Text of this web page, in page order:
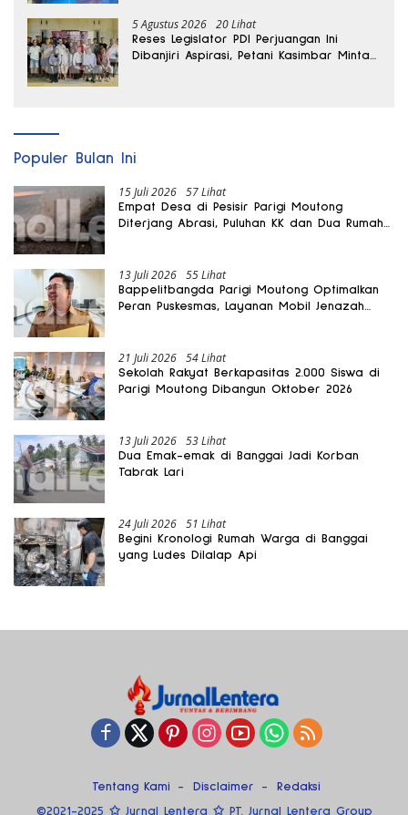
5 Agustus 2026 20 Lihat
Reses Legislator PDI Perjuangan Ini
Dibanjiri Aspirasi, Petani Kasimbar Minta
Populer Bulan Ini
15 Juli 2026 57 Lihat
Empat Desa di Pesisir Parigi Moutong
Diterjang Abrasi, Puluhan KK dan Dua Rumah
13 Juli 2026 55 Lihat
Bappelitbangda Parigi Moutong Optimalkan
Peran Puskesmas, Layanan Mobil Jenazah
21 Juli 2026 54 Lihat
Sekolah Rakyat Berkapasitas 2.000 Siswa di
Parigi Moutong Dibangun Oktober 2026
13 Juli 2026 53 Lihat
Dua Emak-emak di Banggai Jadi Korban
Tabrak Lari
24 Juli 2026 51 Lihat
Begini Kronologi Rumah Warga di Banggai
yang Ludes Dilalap Api
Tentang Kami Disclaimer
Redaksi
©2021-2025 ✩ Jurnal Lentera ✩ PT. Jurnal Lentera Group